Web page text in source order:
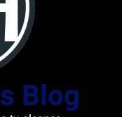
Blog